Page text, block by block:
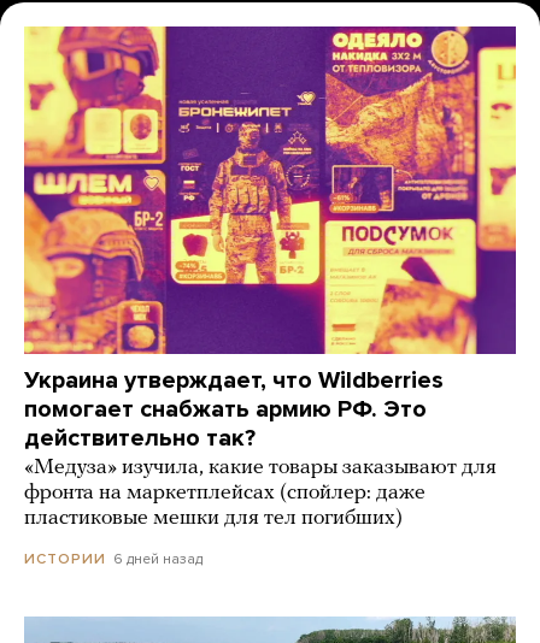
Украина утверждает, что Wildberries
помогает снабжать армию РФ. Это
действительно так?
«Медуза» изучила, какие товары заказывают для
фронта на маркетплейсах (спойлер: даже
пластиковые мешки для тел погибших)
ИСТОРИИ 6 дней назад